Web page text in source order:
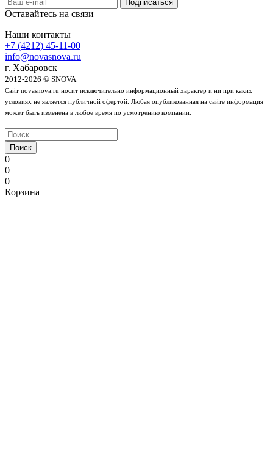
Оставайтесь на связи
Наши контакты
+7 (4212) 45-11-00
info@novasnova.ru
г. Хабаровск
2012-2026 © SNOVA
Сайт novasnova.ru носит исключительно информационный характер и ни при каких
условиях не является публичной офертой. Любая опубликованная на сайте информация
может быть изменена в любое время по усмотрению компании.
Поиск
0
0
0
Корзина